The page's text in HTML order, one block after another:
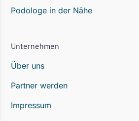
Podologe in der Nähe
Unternehmen
Über uns
Partner werden
Impressum